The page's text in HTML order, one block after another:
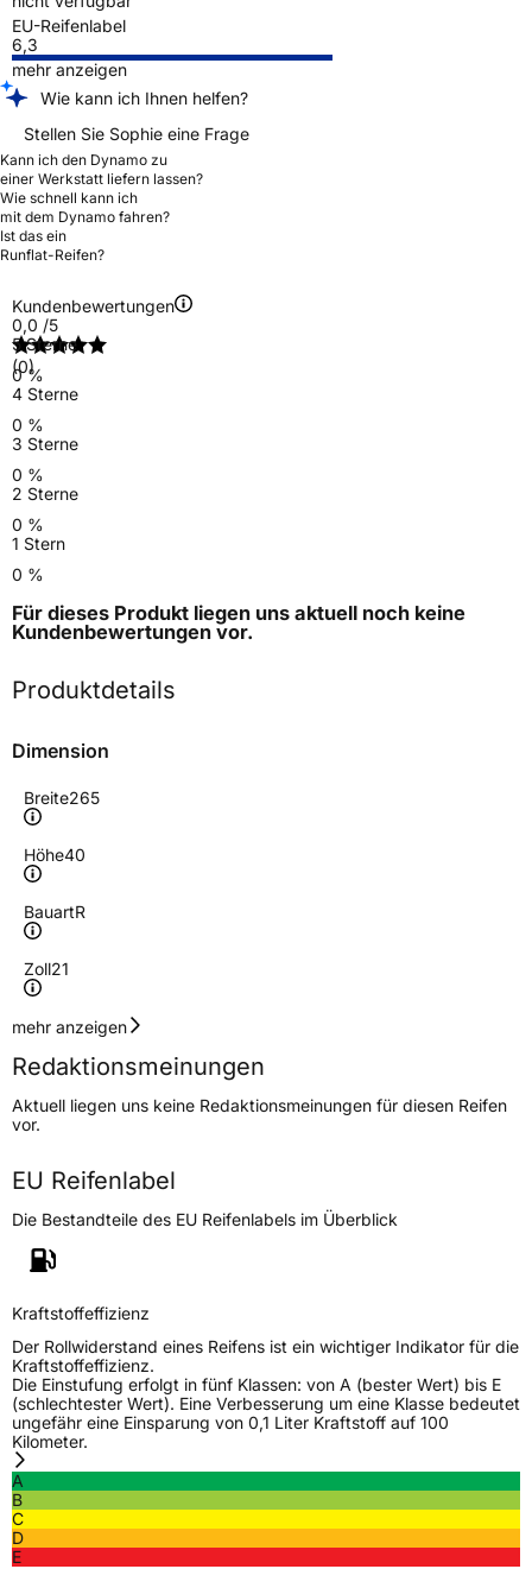
EU-Reifenlabel
6,3
mehr anzeigen
Wie kann ich Ihnen helfen?
Stellen Sie Sophie eine Frage
Kann ich den Dynamo zu
einer Werkstatt liefern lassen?
Wie schnell kann ich
mit dem Dynamo fahren?
Ist das ein
Runflat-Reifen?
Kundenbewertungen
0,0 /5
(0)
5 Sterne
0 %
4 Sterne
0 %
3 Sterne
0 %
2 Sterne
0 %
1 Stern
0 %
Für dieses Produkt liegen uns aktuell noch keine
Kundenbewertungen vor.
Produktdetails
Dimension
Breite265
Höhe40
BauartR
Zoll21
Geschwindigkeitsindex
Höchstgeschwindigkeit
300 km/h
Lastindex105
Höchstlast925 kg
Gewicht (in kg)
14,319 kg
Generelle Merkmale
FahrzeugtypPKW
VerwendungSommerreifen
ModellnameMSU01
FahrzeugartPKW & SUV
Weitere Eigenschaften
SchlauchtypTL
mehr anzeigen
Redaktionsmeinungen
Aktuell liegen uns keine Redaktionsmeinungen für diesen Reifen
vor.
EU Reifenlabel
Die Bestandteile des EU Reifenlabels im Überblick
Kraftstoffeffizienz
Der Rollwiderstand eines Reifens ist ein wichtiger Indikator für die
Kraftstoffeffizienz.
Die Einstufung erfolgt in fünf Klassen: von A (bester Wert) bis E
(schlechtester Wert). Eine Verbesserung um eine Klasse bedeutet
ungefähr eine Einsparung von 0,1 Liter Kraftstoff auf 100
Kilometer.
A
B
C
D
E